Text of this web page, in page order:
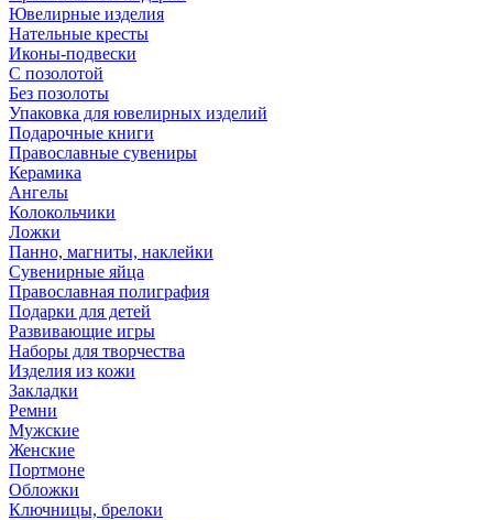
Ювелирные изделия
Нательные кресты
Иконы-подвески
С позолотой
Без позолоты
Упаковка для ювелирных изделий
Подарочные книги
Православные сувениры
Керамика
Ангелы
Колокольчики
Ложки
Панно, магниты, наклейки
Сувенирные яйца
Православная полиграфия
Подарки для детей
Развивающие игры
Наборы для творчества
Изделия из кожи
Закладки
Ремни
Мужские
Женские
Портмоне
Обложки
Ключницы, брелоки